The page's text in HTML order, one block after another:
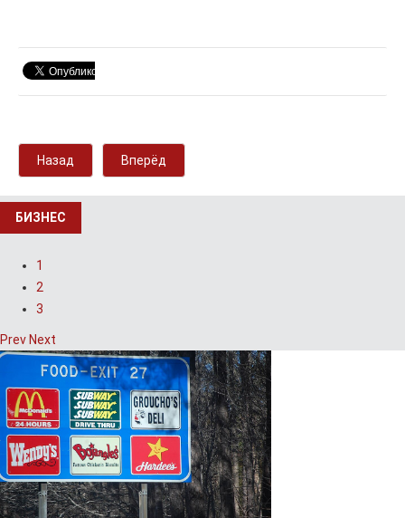
Назад Вперёд
БИЗНЕС
1
2
3
Prev Next